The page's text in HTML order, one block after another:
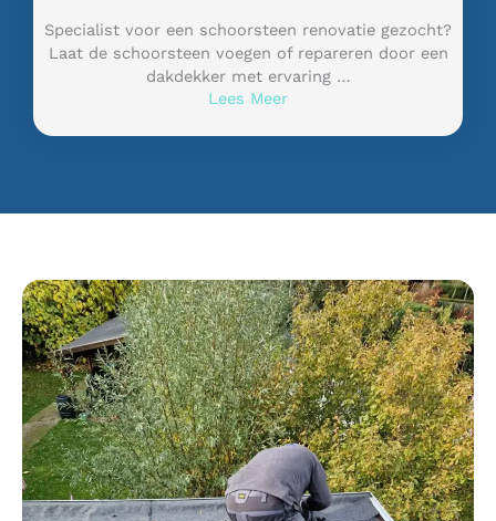
Specialist voor een schoorsteen renovatie gezocht?
Laat de schoorsteen voegen of repareren door een
dakdekker met ervaring …
Lees Meer